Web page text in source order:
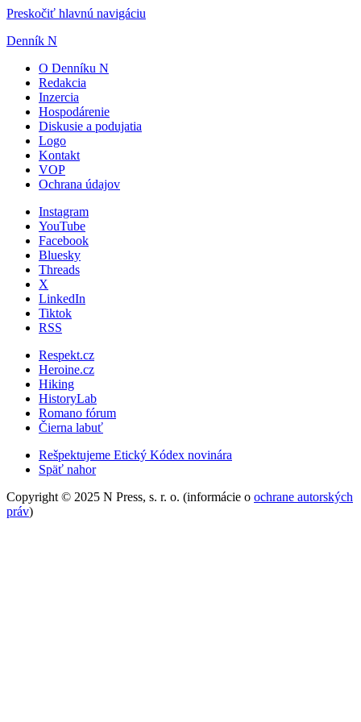
Preskočiť hlavnú navigáciu
Denník N
O Denníku N
Redakcia
Inzercia
Hospodárenie
Diskusie a podujatia
Logo
Kontakt
VOP
Ochrana údajov
Instagram
YouTube
Facebook
Bluesky
Threads
X
LinkedIn
Tiktok
RSS
Respekt.cz
Heroine.cz
Hiking
HistoryLab
Romano fórum
Čierna labuť
Rešpektujeme Etický Kódex novinára
Späť nahor
Copyright © 2025 N Press, s. r. o. (informácie o ochrane autorských
práv)